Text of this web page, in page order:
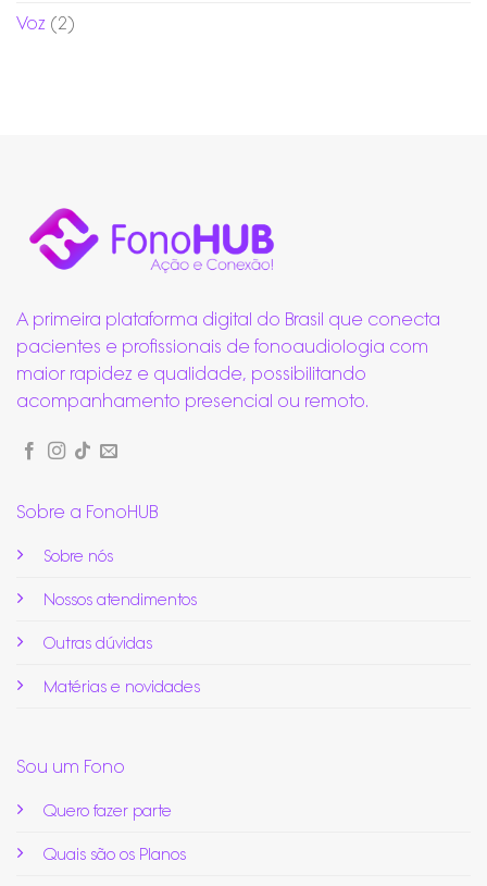
Voz (2)
A primeira plataforma digital do Brasil que conecta
pacientes e profissionais de fonoaudiologia com
maior rapidez e qualidade, possibilitando
acompanhamento presencial ou remoto.
Sobre a FonoHUB
Sobre nós
Nossos atendimentos
Outras dúvidas
Matérias e novidades
Sou um Fono
Quero fazer parte
Quais são os Planos